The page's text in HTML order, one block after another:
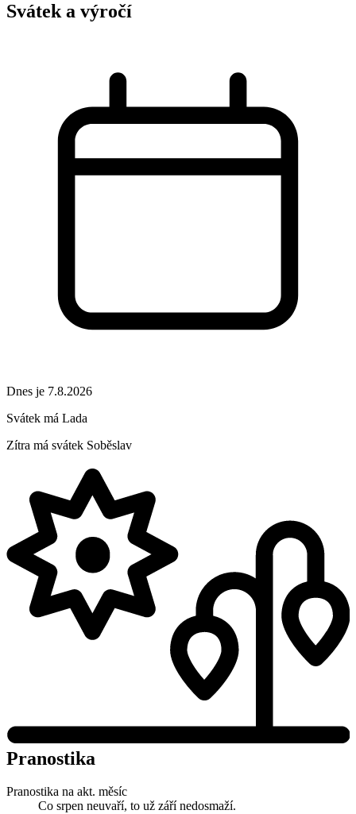
Svátek a výročí
Dnes je 7.8.2026
Svátek má Lada
Zítra má svátek Soběslav
Pranostika
Pranostika na akt. měsíc
Co srpen neuvaří, to už září nedosmaží.